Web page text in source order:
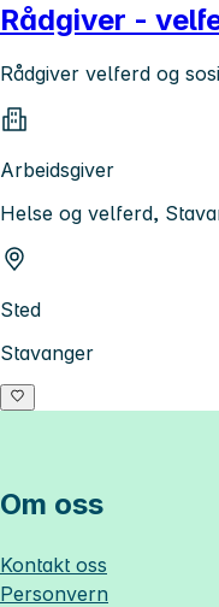
Rådgiver -
Rådgiver velferd og
Arbeidsgiver
Helse og velferd,
Sted
Stavanger
Om oss
Kontakt oss
Personvern